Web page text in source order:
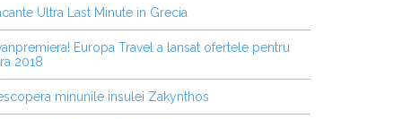
Ultra Last Minute in Grecia
Europa Travel a lansat ofertele pentru
2018
minunile insulei Zakynthos